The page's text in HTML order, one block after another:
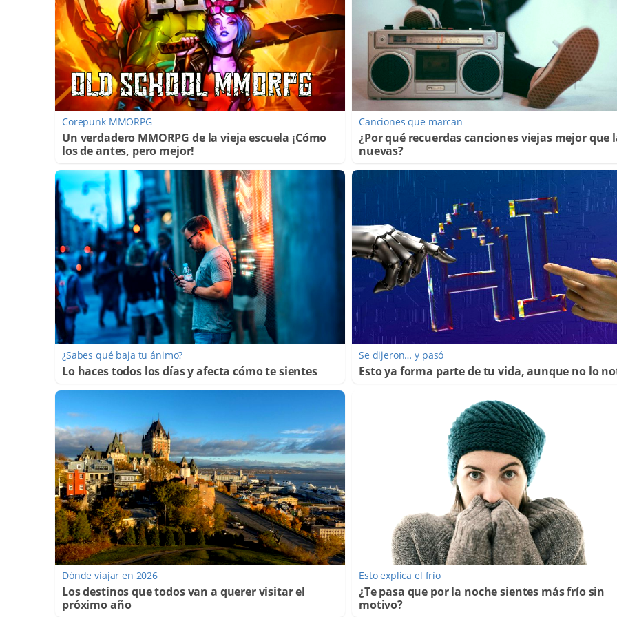
Corepunk MMORPG
Un verdadero MMORPG de la vieja escuela ¡Cómo
los de antes, pero mejor!
Canciones que marcan
¿Por qué recuerdas canciones viejas mejor que
nuevas?
¿Sabes qué baja tu ánimo?
Lo haces todos los días y afecta cómo te sientes
Se dijeron… y pasó
Esto ya forma parte de tu vida, aunque no lo
Dónde viajar en 2026
Los destinos que todos van a querer visitar el
próximo año
Esto explica el frío
¿Te pasa que por la noche sientes más frío sin
motivo?